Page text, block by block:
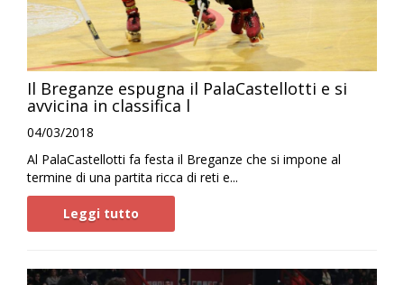
Il Breganze espugna il PalaCastellotti e si
avvicina in classifica l
04/03/2018
Al PalaCastellotti fa festa il Breganze che si impone al
termine di una partita ricca di reti e...
Leggi tutto